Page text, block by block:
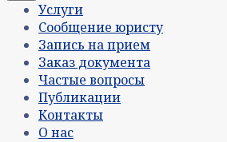
Услуги
Сообщение юристу
Запись на прием
Заказ документа
Частые вопросы
Публикации
Контакты
О нас